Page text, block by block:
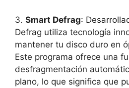
3. Smart Defrag:
‍Defrag⁢ utiliza tecnología
mantener​ tu disco duro en
⁢Este programa​ ofrece una
desfragmentación
plano, lo ​que significa que